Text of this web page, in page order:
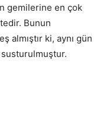
gemilerine en çok
Bunun
almıştır ki, aynı gün